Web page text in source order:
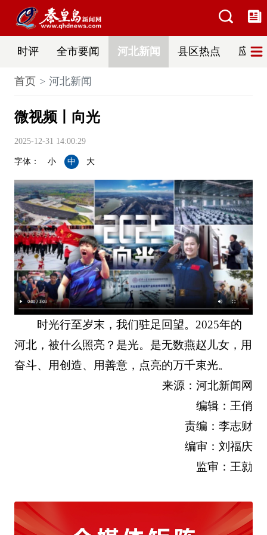
时评 全市要闻 河北新闻 县区热点 应急
首页 河北新闻
微视频丨向光
2025-12-31 14:00:29
字体： 小 中 大
时光行至岁末，我们驻足回望。2025年的
河北，被什么照亮？是光。是无数燕赵儿女，用
奋斗、用创造、用善意，点亮的万千束光。
来源：河北新闻网
编辑：王俏
责编：李志财
编审：刘福庆
监审：王勍